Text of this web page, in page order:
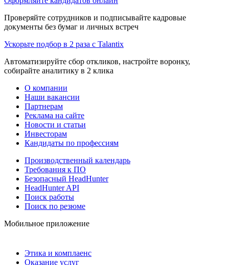
Проверяйте сотрудников и подписывайте кадровые
документы без бумаг и личных встреч
Ускорьте подбор в 2 раза с Talantix
Автоматизируйте сбор откликов, настройте воронку,
собирайте аналитику в 2 клика
О компании
Наши вакансии
Партнерам
Реклама на сайте
Новости и статьи
Инвесторам
Кандидаты по профессиям
Производственный календарь
Требования к ПО
Безопасный HeadHunter
HeadHunter API
Поиск работы
Поиск по резюме
Мобильное приложение
Этика и комплаенс
Оказание услуг